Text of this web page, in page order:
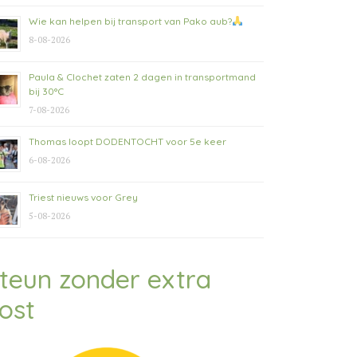
Wie kan helpen bij transport van Pako aub?
8-08-2026
Paula & Clochet zaten 2 dagen in transportmand
bij 30°C
7-08-2026
Thomas loopt DODENTOCHT voor 5e keer
6-08-2026
Triest nieuws voor Grey
5-08-2026
zonder extra